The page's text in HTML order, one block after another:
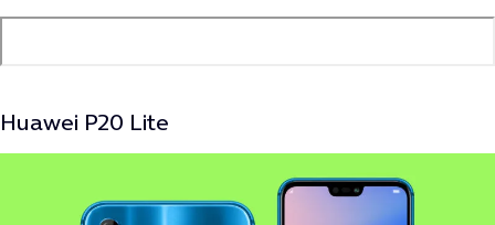
Huawei P20 Lite